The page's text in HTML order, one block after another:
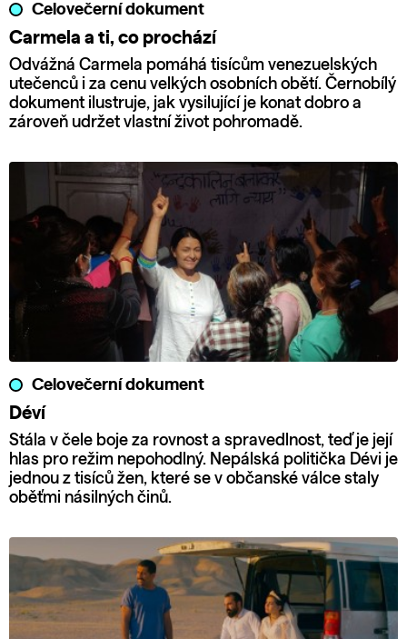
Celovečerní dokument
Carmela a ti, co prochází
Odvážná Carmela pomáhá tisícům venezuelských
utečenců i za cenu velkých osobních obětí. Černobílý
dokument ilustruje, jak vysilující je konat dobro a
zároveň udržet vlastní život pohromadě.
Celovečerní dokument
Déví
Stála v čele boje za rovnost a spravedlnost, teď je její
hlas pro režim nepohodlný. Nepálská politička Dévi je
jednou z tisíců žen, které se v občanské válce staly
oběťmi násilných činů.